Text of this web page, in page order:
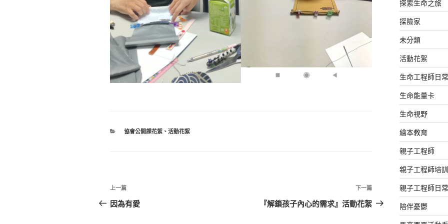
分
協會公開課花絮、 活動花絮
文
章
上
一
上一篇
因為有愛
下
一
下一篇
『解鎖孩子內心的需求』活動花絮
探索生命之旅
探險家
未分類
活動花絮
生命工程師日常
生命能量卡
生命視野
繪本教育
親子工程師
親子工程師培
親子工程師日常
陪伴憂鬱